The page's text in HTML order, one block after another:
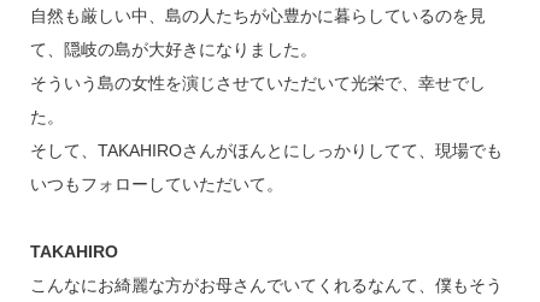
自然も厳しい中、島の人たちが心豊かに暮らしているのを見
て、隠岐の島が大好きになりました。
そういう島の女性を演じさせていただいて光栄で、幸せでし
た。
そして、TAKAHIROさんがほんとにしっかりしてて、現場でも
いつもフォローしていただいて。
TAKAHIRO
こんなにお綺麗な方がお母さんでいてくれるなんて、僕もそう